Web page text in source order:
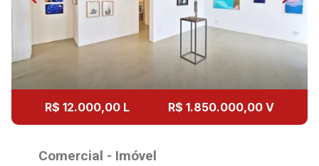
R$ 12.000,00 L R$ 1.850.000,00 V
Comercial - Imóvel